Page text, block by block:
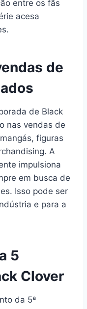
entre os fãs
acesa
de
de Black
nas vendas de
figuras
A
impulsiona
em busca de
Isso pode ser
e para a
5
Clover
da 5ª